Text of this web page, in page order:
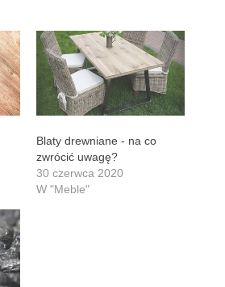
Blaty drewniane - na co
zwrócić uwagę?
30 czerwca 2020
W "Meble"